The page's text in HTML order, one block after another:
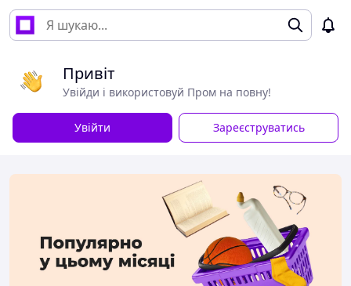
Привіт
Увійди і використовуй Пром на повну!
Увійти Зареєструватись